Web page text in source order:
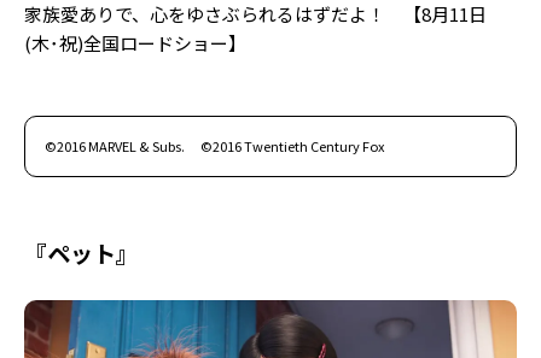
家族愛ありで、心をゆさぶられるはずだよ！ 【8月11日
(木･祝)全国ロードショー】
©2016 MARVEL & Subs. ©2016 Twentieth Century Fox
『ペット』